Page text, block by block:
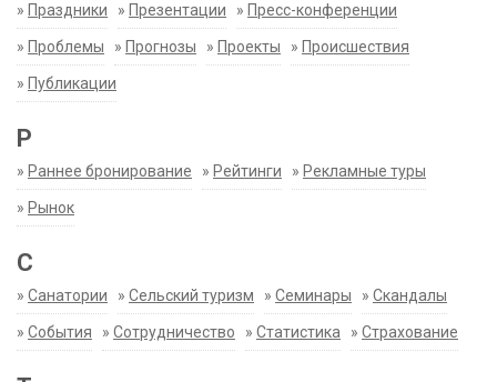
» Праздники » Презентации » Пресс-конференции
» Проблемы » Прогнозы » Проекты » Происшествия
» Публикации
Р
» Раннее бронирование » Рейтинги » Рекламные туры
» Рынок
С
» Санатории » Сельский туризм » Семинары » Скандалы
» События » Сотрудничество » Статистика » Страхование